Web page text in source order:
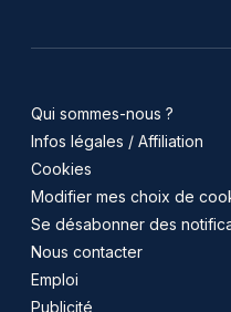
Qui sommes-nous ?
Infos légales / Affiliation
Cookies
Modifier mes choix de
Se désabonner des
Nous contacter
Emploi
Publicité